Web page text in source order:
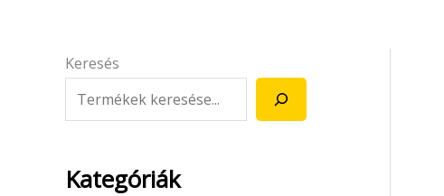
Keresés
Kategóriák